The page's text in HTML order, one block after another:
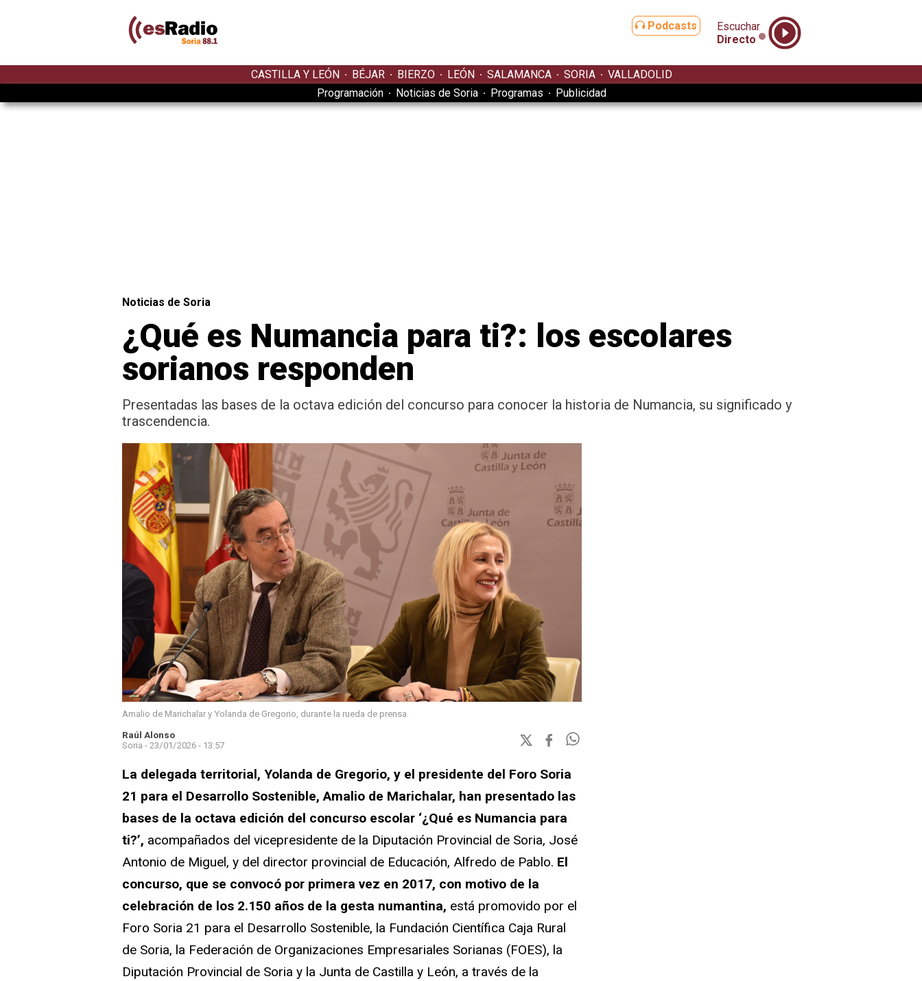
Podcasts
Escuchar
Directo
CASTILLA Y LEÓN BÉJAR BIERZO LEÓN SALAMANCA SORIA
VALLADOLID
Programación
Noticias de Soria Programas Publicidad
Noticias de Soria
¿Qué es Numancia para ti?: los escolares
sorianos responden
Presentadas las bases de la octava edición del concurso para conocer la historia de Numancia, su significado y
trascendencia.
Amalio de Marichalar y Yolanda de Gregorio, durante la rueda de prensa.
Raúl Alonso
Soria - 23/01/2026 - 13:57
La delegada territorial, Yolanda de Gregorio, y el presidente del Foro Soria
21 para el Desarrollo Sostenible, Amalio de Marichalar, han presentado las
bases de la octava edición del concurso escolar ‘¿Qué es Numancia para
ti?’, acompañados del vicepresidente de la Diputación Provincial de Soria, José
Antonio de Miguel, y del director provincial de Educación, Alfredo de Pablo. El
concurso, que se convocó por primera vez en 2017, con motivo de la
celebración de los 2.150 años de la gesta numantina, está promovido por el
Foro Soria 21 para el Desarrollo Sostenible, la Fundación Científica Caja Rural
de Soria, la Federación de Organizaciones Empresariales Sorianas (FOES), la
Diputación Provincial de Soria y la Junta de Castilla y León, a través de la